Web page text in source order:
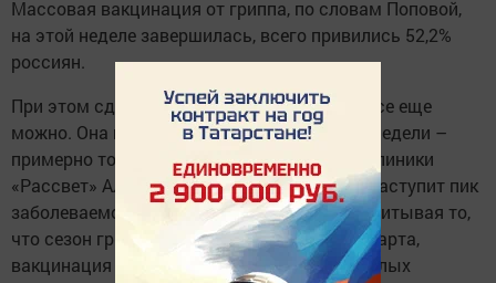
Массовая вакцинация от гриппа, по словам Поповой,
на этой неделе завершилась, всего привились 52,2%
россиян.
При этом сделать вакцину в поликлинике все еще
можно. Она начнет действовать через две недели –
примерно тогда, по мнению гендиректора клиники
«Рассвет» Алексея Парамонова, в Москве наступит пик
заболеваемости гриппом. По его словам, учитывая то,
что сезон гриппа продолжается до конца марта,
вакцинация также позволит избежать тяжелых